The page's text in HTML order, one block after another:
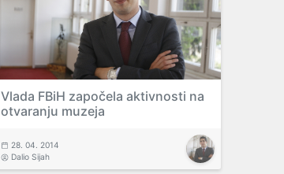
Vlada FBiH započela aktivnosti na
otvaranju muzeja
28. 04. 2014
Dalio Sijah